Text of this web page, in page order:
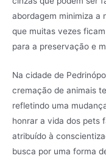
abordagem minimiza a
que muitas vezes
para a preservação e
Na cidade de
cremação de animais
refletindo uma
honrar a vida dos pets
atribuído à
busca por uma forma